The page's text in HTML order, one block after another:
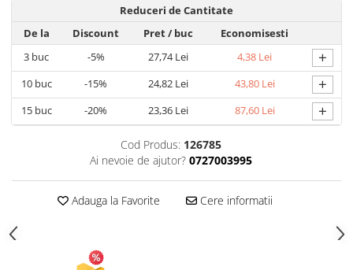
Lampi de veghe
Articole si, Echipamente pentru
Pelerine, Umbrele si Accesorii
Videoproiectoare
Kit-uri Siguranţă Auto
Suporti auto
Accesorii biciclete
Ochelari de Protecţie
Reduceri de Cantitate
De la
Discount Pret/ buc
Economisesti
3 buc -5% 27,74 Lei 4,38 Lei +
10buc -15% 24,82 Lei 43,80 Lei +
15buc -20% 23,36 Lei 87,60 Lei +
Cod Produs: 126785
Ai nevoie de ajutor? 0727003995
Adauga la Favorite Cere informatii